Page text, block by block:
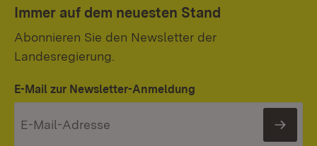
Immer auf dem neuesten Stand
Abonnieren Sie den Newsletter der
Landesregierung.
E-Mail zur Newsletter-Anmeldung